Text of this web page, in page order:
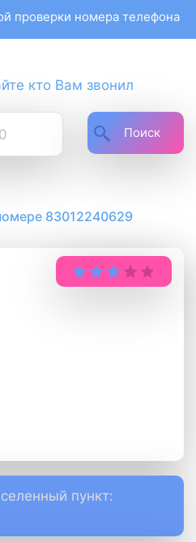
проверки номера телефона
кто Вам звонил
Поиск
83012240629
пункт: